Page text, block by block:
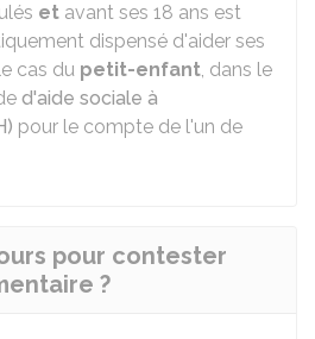
et avant ses 18 ans est
dispensé d'aider ses
cas du petit-enfant, dans le
d'aide sociale à
pour le compte de l'un de
pour contester
?